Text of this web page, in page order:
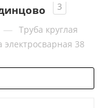
3
— Труба круглая
электросварная 38